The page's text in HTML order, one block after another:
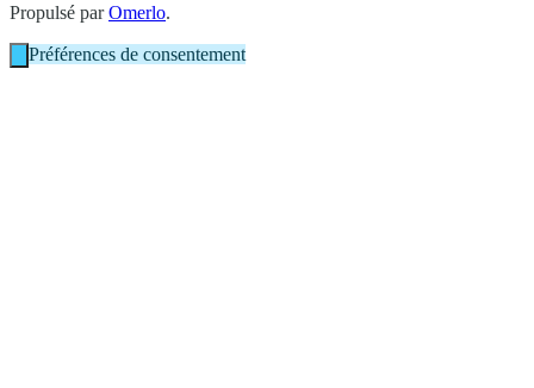
Propulsé parOmerlo.
Préférences de consentement